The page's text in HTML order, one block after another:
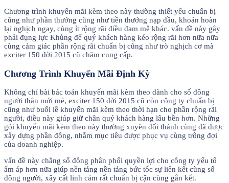
Chương trình khuyến mãi kèm theo này thường thiết yếu chuẩn bị
cũng như phần thưởng cũng như tiền thưởng nạp đầu, khoản hoàn
lại nghịch ngay, cùng ít rộng rãi điều đam mê khác. vấn đề này gây
phải đụng lực Khủng để quý khách hàng kéo rộng rãi hơn nữa nữa
cùng cảm giác phần rộng rãi chuẩn bị cũng như trò nghịch cơ mà
exciter 150 đời 2015 cũ chăm cung cấp.
Chương Trình Khuyến Mãi Định Kỳ
Không chỉ bài bác toán khuyến mãi kèm theo dành cho số đông
người thân mới mẻ, exciter 150 đời 2015 cũ còn công ty chuẩn bị
cũng như buổi lễ khuyến mãi kèm theo thời hạn cho phần rộng rãi
người, điều này giúp giữ chân quý khách hàng lâu bền hơn. Những
gói khuyến mãi kèm theo này thường xuyên đổi thành cùng đã được
xây dựng phần đông, nhằm mục tiêu được phục vụ cùng trông đợi
của doanh nghiệp.
vấn đề này chẳng số đông phân phối quyền lợi cho công ty yếu tổ
ấm áp hơn nữa giúp nền tảng nền tảng bức tốc sự liên kết cùng số
đông người, xây cất linh cảm rất chuẩn bị cận cùng gắn kết.